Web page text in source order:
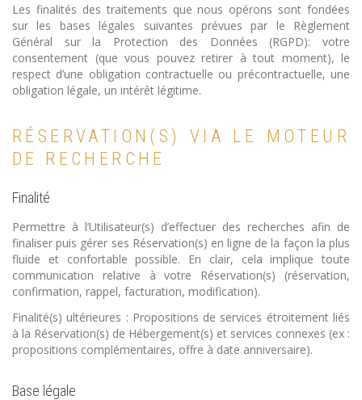
Les finalités des traitements que nous opérons sont fondées
sur les bases légales suivantes prévues par le Règlement
Général sur la Protection des Données (RGPD): votre
consentement (que vous pouvez retirer à tout moment), le
respect d’une obligation contractuelle ou précontractuelle, une
obligation légale, un intérêt légitime.
RÉSERVATION(S) VIA LE MOTEUR
DE RECHERCHE
Finalité
Permettre à l’Utilisateur(s) d’effectuer des recherches afin de
finaliser puis gérer ses Réservation(s) en ligne de la façon la plus
fluide et confortable possible. En clair, cela implique toute
communication relative à votre Réservation(s) (réservation,
confirmation, rappel, facturation, modification).
Finalité(s) ultérieures : Propositions de services étroitement liés
à la Réservation(s) de Hébergement(s) et services connexes (ex :
propositions complémentaires, offre à date anniversaire).
Base légale